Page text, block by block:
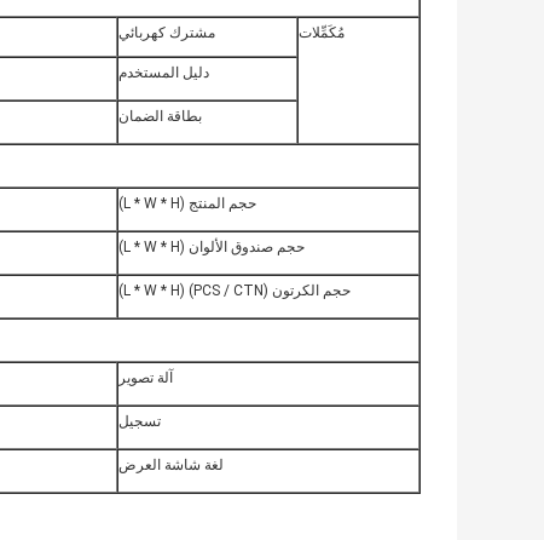
مُكَمِّلات مشترك كهربائي
دليل المستخدم
بطاقة الضمان
حجم المنتج (L * W * H)
حجم صندوق الألوان (L * W * H)
حجم الكرتون (PCS / CTN) (L * W * H)
آلة تصوير
تسجيل
لغة شاشة العرض